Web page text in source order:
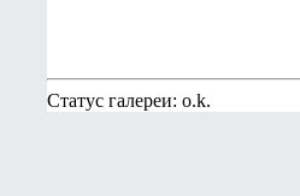
Статус галереи: o.k.